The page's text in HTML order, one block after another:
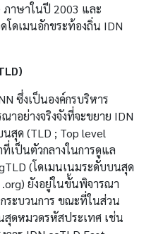
ภาษาในปี 2003 และ
ดเมนอักขระท้องถิ่น IDN
ซึ่งเป็นองค์กรบริหาร
าอย่างจริงจังที่จะขยาย IDN
สุด (TLD ; Top level
เป็นตัวกลางในการดูแล
(โดเมนเนมระดับบนสุด
ยังอยู่ในขั้นพิจารณา
ระบวนการ ขณะที่ในส่วน
สุดหมวดรหัสประเทศ เช่น